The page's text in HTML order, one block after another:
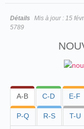
Détails Mis à jour : 15
5789
A-B C-D E-F
P-Q R-S T-U